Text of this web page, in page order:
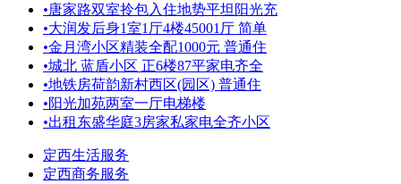
•唐家路双室拎包入住地势平坦阳光充
•大润发后身1室1厅4楼45001厅 简单
•金月湾小区精装全配1000元 普通住
•城北 蓝盾小区 正6楼87平家电齐全
•地铁房荷韵新村西区(园区) 普通住
•阳光加苑两室一厅电梯楼
•出租东盛华庭3房家私家电全齐小区
定西生活服务
定西商务服务